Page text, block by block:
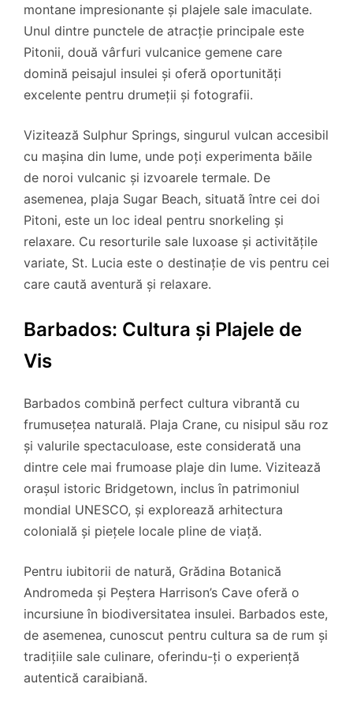
montane impresionante și plajele sale imaculate.
Unul dintre punctele de atracție principale este
Pitonii, două vârfuri vulcanice gemene care
domină peisajul insulei și oferă oportunități
excelente pentru drumeții și fotografii.
Vizitează Sulphur Springs, singurul vulcan accesibil
cu mașina din lume, unde poți experimenta băile
de noroi vulcanic și izvoarele termale. De
asemenea, plaja Sugar Beach, situată între cei doi
Pitoni, este un loc ideal pentru snorkeling și
relaxare. Cu resorturile sale luxoase și activitățile
variate, St. Lucia este o destinație de vis pentru cei
care caută aventură și relaxare.
Barbados: Cultura și Plajele de
Vis
Barbados combină perfect cultura vibrantă cu
frumusețea naturală. Plaja Crane, cu nisipul său roz
și valurile spectaculoase, este considerată una
dintre cele mai frumoase plaje din lume. Vizitează
orașul istoric Bridgetown, inclus în patrimoniul
mondial UNESCO, și explorează arhitectura
colonială și piețele locale pline de viață.
Pentru iubitorii de natură, Grădina Botanică
Andromeda și Peștera Harrison’s Cave oferă o
incursiune în biodiversitatea insulei. Barbados este,
de asemenea, cunoscut pentru cultura sa de rum și
tradițiile sale culinare, oferindu-ți o experiență
autentică caraibiană.